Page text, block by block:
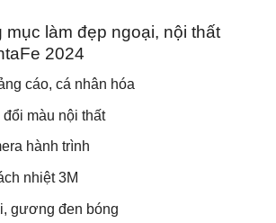
mục làm đẹp ngoại, nội thất
2024
cáo, cá nhân hóa
đổi màu nội thất
hành trình
nhiệt 3M
gương đen bóng